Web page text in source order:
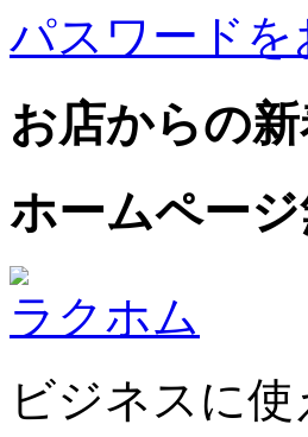
パスワード
お店からの
ホームペー
ラクホム
ビジネスに